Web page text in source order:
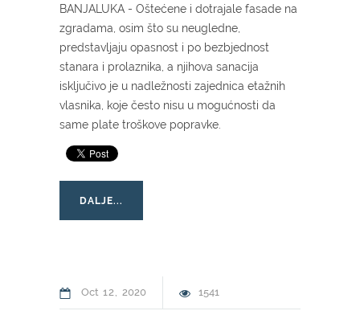
BANJALUKA - Oštećene i dotrajale fasade na
zgradama, osim što su neugledne,
predstavljaju opasnost i po bezbjednost
stanara i prolaznika, a njihova sanacija
isključivo je u nadležnosti zajednica etažnih
vlasnika, koje često nisu u mogućnosti da
same plate troškove popravke.
DALJE...
Oct 12 2020 1541